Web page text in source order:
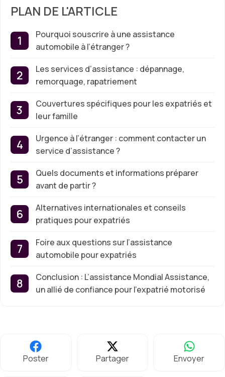
PLAN DE L'ARTICLE
Pourquoi souscrire à une assistance
automobile à l’étranger ?
Les services d’assistance : dépannage,
remorquage, rapatriement
Couvertures spécifiques pour les expatriés et
leur famille
Urgence à l’étranger : comment contacter un
service d’assistance ?
Quels documents et informations préparer
avant de partir ?
Alternatives internationales et conseils
pratiques pour expatriés
Foire aux questions sur l’assistance
automobile pour expatriés
Conclusion : L’assistance Mondial Assistance,
un allié de confiance pour l’expatrié motorisé
Poster Partager Envoyer